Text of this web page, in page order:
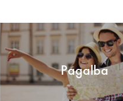
Pagalba